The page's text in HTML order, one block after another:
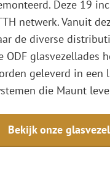
Deze 19
netwerk. Vanuit
de diverse
ODF glasvezellades
geleverd in een
die Maunt
Bekijk onze